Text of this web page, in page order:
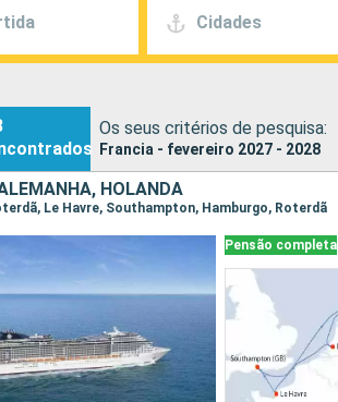
Cidades
Os seus critérios de pesquisa:
Francia - fevereiro 2027 - 2028
HOLANDA
Le Havre, Southampton, Hamburgo, Roterdã
Pensão completa